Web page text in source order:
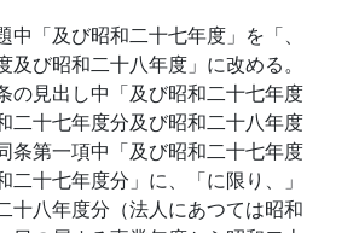
中「及び昭和二十七年度」を「、
及び昭和二十八年度」に改める。
の見出し中「及び昭和二十七年度
二十七年度分及び昭和二十八年度
条第一項中「及び昭和二十七年度
二十七年度分」に、「に限り、」
十八年度分（法人にあつては昭和